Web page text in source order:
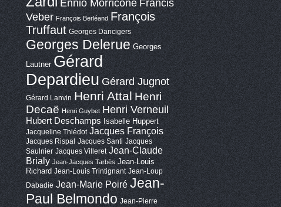
Ennio Morricone Francis
Veber François Berléand François
Truffaut Georges Dancigers
Georges Delerue Georges
Lautner Gérard
Depardieu Gérard Jugnot
Gérard Lanvin Henri Attal Henri
Decaë Henri Guybet Henri Verneuil
Hubert Deschamps Isabelle Huppert
Jacqueline Thiédot Jacques François
Jacques Rispal Jacques Santi Jacques
Saulnier Jacques Villeret Jean-Claude
Brialy Jean-Jacques Tarbès Jean-Louis
Richard Jean-Louis Trintignant Jean-Loup
Dabadie Jean-Marie Poiré Jean-
Paul Belmondo Jean-Pierre